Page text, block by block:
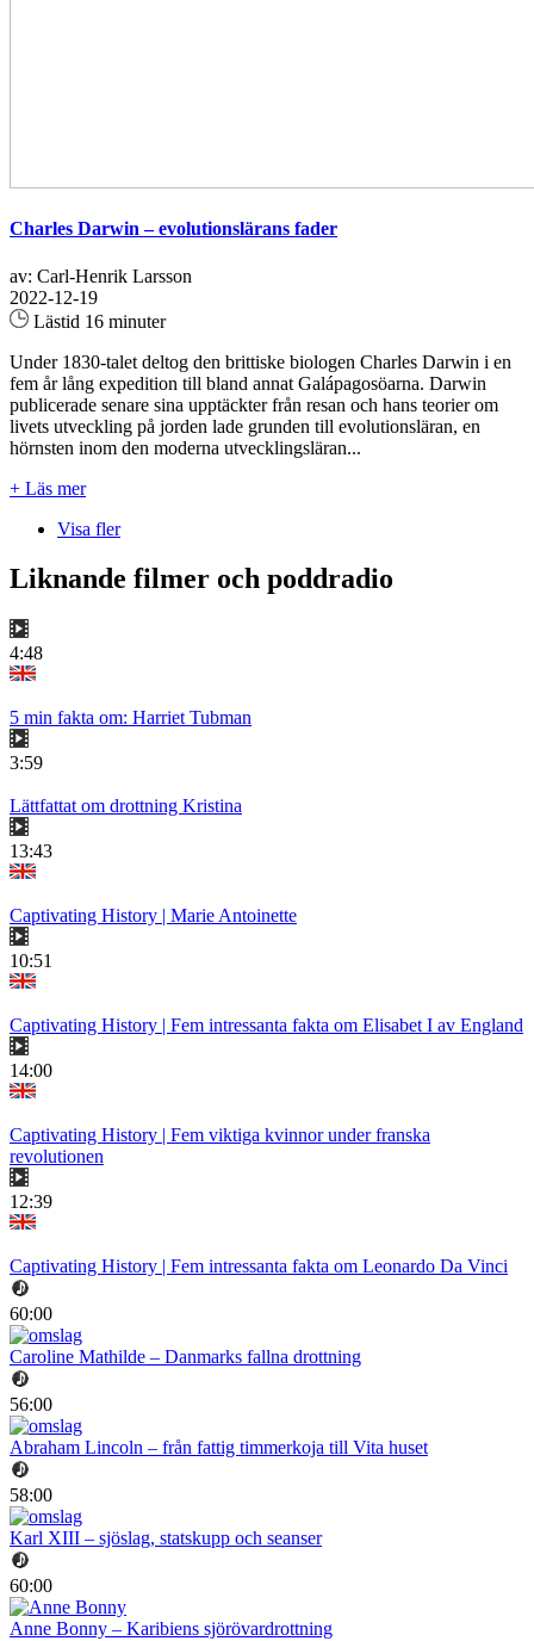
Charles Darwin – evolutionslärans fader
av: Carl-Henrik Larsson
2022-12-19
Lästid 16 minuter
Under 1830-talet deltog den brittiske biologen Charles Darwin i en
fem år lång expedition till bland annat Galápagosöarna. Darwin
publicerade senare sina upptäckter från resan och hans teorier om
livets utveckling på jorden lade grunden till evolutionsläran, en
hörnsten inom den moderna utvecklingsläran...
+ Läs mer
Visa fler
Liknande filmer och poddradio
4:48
5 min fakta om: Harriet Tubman
3:59
Lättfattat om drottning Kristina
13:43
Captivating History | Marie Antoinette
10:51
Captivating History | Fem intressanta fakta om Elisabet I av England
14:00
Captivating History | Fem viktiga kvinnor under franska
revolutionen
12:39
Captivating History | Fem intressanta fakta om Leonardo Da Vinci
60:00
Caroline Mathilde – Danmarks fallna drottning
56:00
Abraham Lincoln – från fattig timmerkoja till Vita huset
58:00
Karl XIII – sjöslag, statskupp och seanser
60:00
Anne Bonny – Karibiens sjörövardrottning